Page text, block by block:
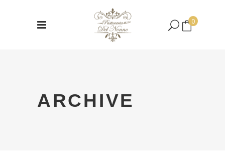
0
Nessun prodotto nel carrello.
ARCHIVE